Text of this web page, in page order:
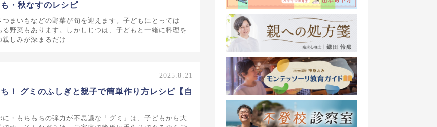
・秋なすのレシピ
まいもなどの野菜が旬を迎えます。子どもにとっては
る野菜もあります。しかしじつは、子どもと一緒に料理を
しみが深まるだけ
2025.8.21
！ グミのふしぎと親子で簡単作り方レシピ【自
に・もちもちの弾力が不思議な「グミ」は、子どもから大